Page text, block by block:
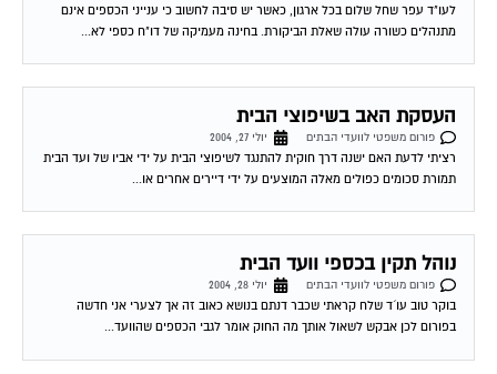
לעו"ד עפר שחל שלום בכל ארגון, כאשר יש סיבה לחשוב כי ענייני הכספים אינם
מתנהלים כשורה עולה שאלת הביקורת. בחינה מעמיקה של דו"ח כספי לא...
העסקת האב בשיפוצי הבית
פורום משפטי לוועדי הבתים
יולי 27, 2004
רציתי לדעת האם ישנה דרך חוקית להתנגד לשיפוצי הבית על ידי אביו של ועד הבית
תמורת סכומים כפולים מאלה המוצעים על ידי דיירים אחרים או...
נוהל תקין בכספי וועד הבית
פורום משפטי לוועדי הבתים
יולי 28, 2004
בוקר טוב עו´ד שלח קראתי שכבר דנתם בנושא כאוב זה אך לצערי אני חדשה
בפורום לכן אבקש לשאול אותך מה החוק אומר לגבי הכספים שהוועד...